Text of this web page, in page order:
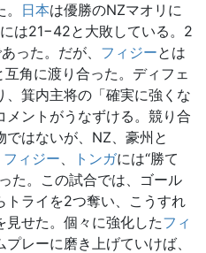
日本は優勝のNZマオリに
には21−42と大敗している。2
った。だが、 フィジーとは
角に渡り合った。ディフェ
、箕内主将の「確実に強くな
メントがうなずける。競り合
はないが、NZ、豪州と
フィジー、 トンガには“勝て
た。この試合では、ゴール
トライを2つ奪い、こうすれ
見せた。個々に強化したフィ
レーに磨き上げていけば、